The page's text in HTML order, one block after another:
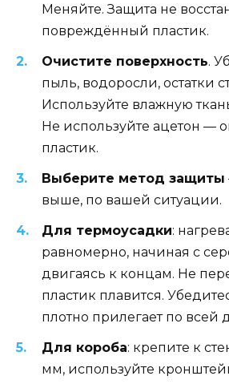
Меняйте. Защита не
повреждённый пластик.
Очистите поверхность.
пыль, водоросли, остатки
Используйте влажную
Не используйте ацетон —
пластик.
Выберите метод защиты
выше, по вашей ситуации.
Для термоусадки:
равномерно, начиная с
двигаясь к концам. Не
пластик плавится.
плотно прилегает по всей
Для короба: крепите к
мм, используйте